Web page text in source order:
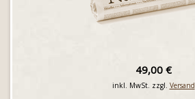
49,00 €
inkl. MwSt. zzgl. Versand